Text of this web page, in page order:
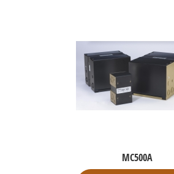
MC500A